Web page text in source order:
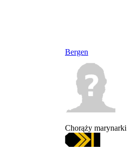
Bergen
Chorąży marynarki